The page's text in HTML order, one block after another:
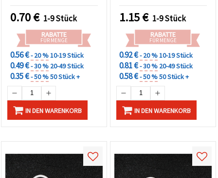
0.70€ 1-9 Stück
RABATTE
FÜR MENGE
0.56 €- 20 %10-19 Stück
0.49 €- 30 % 20-49 Stück
0.35 €- 50 %50 Stück +
IN DEN WARENKORB
Bastelprojekte
1.15€ 1-9 Stück
RABATTE
FÜR MENGE
0.92 €- 20 %10-19 Stück
0.81 €- 30 % 20-49 Stück
0.58 €- 50 %50 Stück +
IN DEN WARENKORB